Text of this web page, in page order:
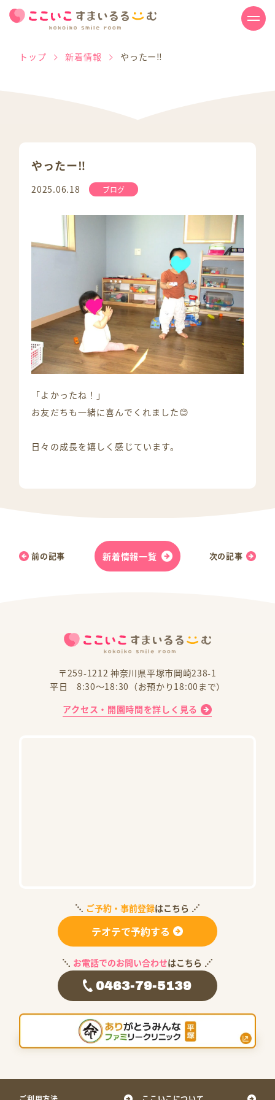
トップ 新着情報 やったー‼
やったー‼
2025.06.18 ブログ
「よかったね！」
お友だちも一緒に喜んでくれました😊
日々の成長を嬉しく感じています。
前の記事 新着情報一覧 次の記事
〒259-1212 神奈川県平塚市岡崎238-1
平日 8:30～18:30（お預かり18:00まで）
アクセス・開園時間を詳しく見る
ご予約・事前登録はこちら
テオテで予約する
お電話でのお問い合わせはこちら
0463-79-5139